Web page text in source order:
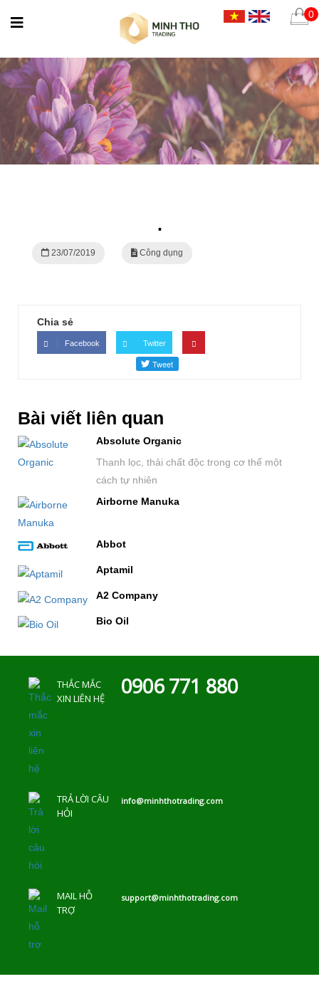
0
.
23/07/2019 Công dụng
Chia sẻ
Facebook Twitter
Bài viết liên quan
Absolute Organic
Thanh lọc, thải chất độc trong cơ thể một
cách tự nhiên
Airborne Manuka
Abbot
Aptamil
A2 Company
Bio Oil
THẮC MẮC
XIN LIÊN HỆ
0906 771 880
TRẢ LỜI CÂU
HỎI
info@minhthotrading.com
MAIL HỖ
TRỢ
support@minhthotrading.com